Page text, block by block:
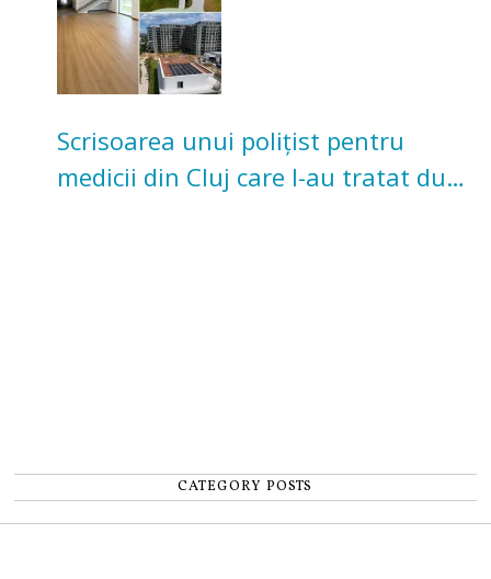
Scrisoarea unui polițist pentru
medicii din Cluj care l-au tratat după
CATEGORY POSTS